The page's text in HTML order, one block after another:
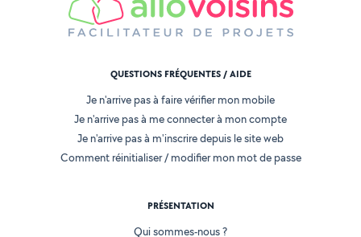
QUESTIONS FRÉQUENTES / AIDE
Je n'arrive pas à faire vérifier mon mobile
Je n'arrive pas à me connecter à mon compte
Je n'arrive pas à m'inscrire depuis le site web
Comment réinitialiser / modifier mon mot de passe
PRÉSENTATION
Qui sommes-nous ?